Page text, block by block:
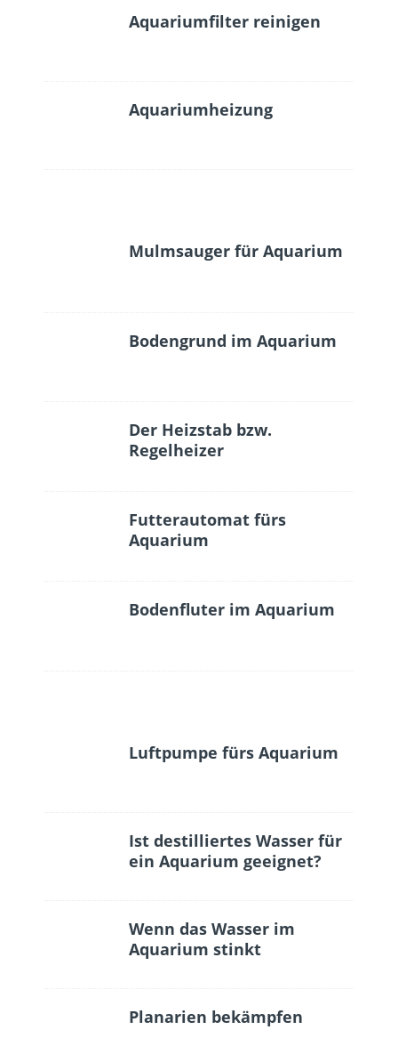
Aquariumfilter reinigen
Aquariumheizung
Mulmsauger für Aquarium
Bodengrund im Aquarium
Der Heizstab bzw.
Regelheizer
Futterautomat fürs
Aquarium
Bodenfluter im Aquarium
Luftpumpe fürs Aquarium
Ist destilliertes Wasser für
ein Aquarium geeignet?
Wenn das Wasser im
Aquarium stinkt
Planarien bekämpfen